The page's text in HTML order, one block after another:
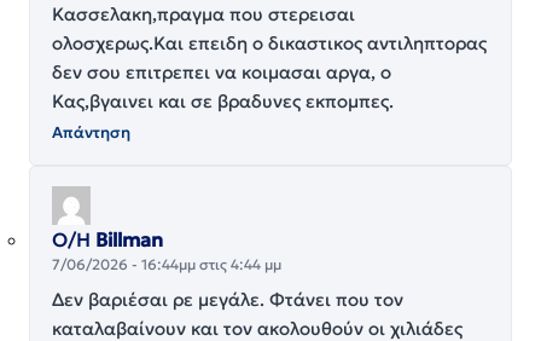
Κασσελακη,πραγμα που στερεισαι
ολοσχερως.Και επειδη ο δικαστικος αντιληπτορας
δεν σου επιτρεπει να κοιμασαι αργα, ο
Κας,βγαινει και σε βραδυνες εκπομπες.
Απάντηση
Ο/Η Billman
7/06/2026 - 16:44μμ στις 4:44 μμ
Δεν βαριέσαι ρε μεγάλε. Φτάνει που τον
καταλαβαίνουν και τον ακολουθούν οι χιλιάδες